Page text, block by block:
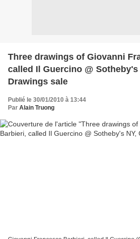
Three drawings of Giovanni
called Il Guercino @ Sotheby's
Drawings sale
Publié le 30/01/2010 à 13:44
Par Alain Truong